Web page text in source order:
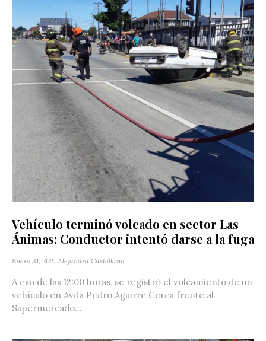
Vehículo terminó volcado en sector Las
Ánimas: Conductor intentó darse a la fuga
Enero 31, 2021 Alejandra Castellano
A eso de las 12:00 horas, se registró el volcamiento de un
vehículo en Avda Pedro Aguirre Cerca frente al
Supermercado...